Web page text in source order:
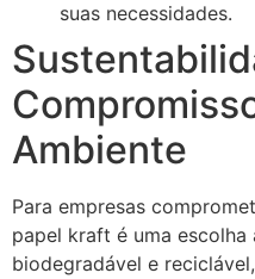
suas necessidades.
Ambiente
Para empresas
papel kraft é uma escolha
biodegradável e